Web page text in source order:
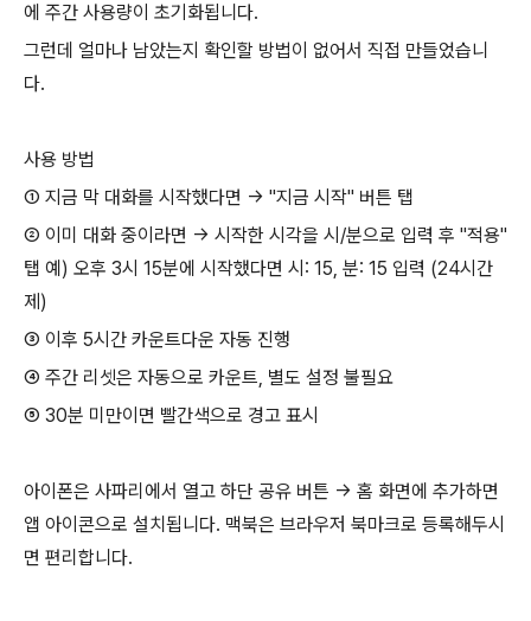
에 주간 사용량이 초기화됩니다.
그런데 얼마나 남았는지 확인할 방법이 없어서 직접 만들었습니
다.
사용 방법
① 지금 막 대화를 시작했다면 → "지금 시작" 버튼 탭
② 이미 대화 중이라면 → 시작한 시각을 시/분으로 입력 후 "적용"
탭 예) 오후 3시 15분에 시작했다면 시: 15, 분: 15 입력 (24시간
제)
③ 이후 5시간 카운트다운 자동 진행
④ 주간 리셋은 자동으로 카운트, 별도 설정 불필요
⑤ 30분 미만이면 빨간색으로 경고 표시
아이폰은 사파리에서 열고 하단 공유 버튼 → 홈 화면에 추가하면
앱 아이콘으로 설치됩니다. 맥북은 브라우저 북마크로 등록해두시
면 편리합니다.